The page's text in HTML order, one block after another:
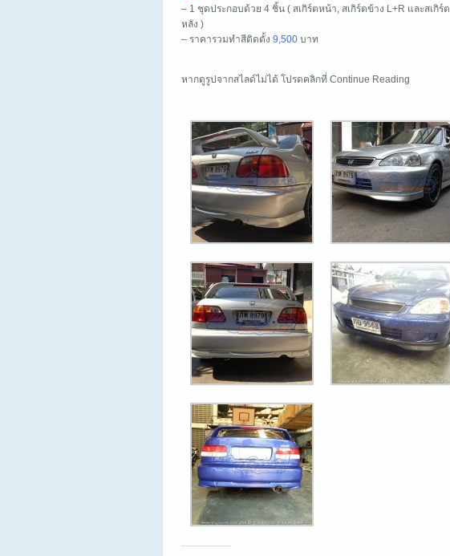
– 1 ชุดประกอบด้วย 4 ชิ้น ( สเกิร์ตหน้า, สเกิร์ตข้าง L+R และสเกิร์ต
หลัง )
– ราคารวมทำสีติดตั้ง 9,500 บาท
หากดูรูปจากสไลด์ไม่ได้ โปรดคลิกที่ Continue Reading